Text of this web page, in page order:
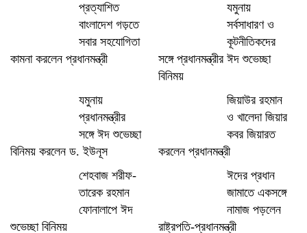
প্রত্যাশিত
বাংলাদেশ গড়তে
সবার সহযোগিতা
কামনা করলেন প্রধানমন্ত্রী
যমুনায়
সর্বসাধারণ ও
কূটনীতিকদের
সঙ্গে প্রধানমন্ত্রীর ঈদ শুভেচ্ছা
বিনিময়
যমুনায়
প্রধানমন্ত্রীর
সঙ্গে ঈদ শুভেচ্ছা
বিনিময় করলেন ড. ইউনূস
জিয়াউর রহমান
ও খালেদা জিয়ার
কবর জিয়ারত
করলেন প্রধানমন্ত্রী
শেহবাজ শরীফ-
তারেক রহমান
ফোনালাপে ঈদ
শুভেচ্ছা বিনিময়
ঈদের প্রধান
জামাতে একসঙ্গে
নামাজ পড়লেন
রাষ্ট্রপতি-প্রধানমন্ত্রী